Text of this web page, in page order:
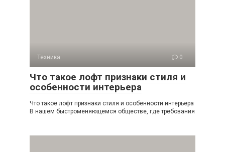
Техника 0
Что такое лофт признаки стиля и
особенности интерьера
Что такое лофт признаки стиля и особенности интерьера
В нашем быстроменяющемся обществе, где требования